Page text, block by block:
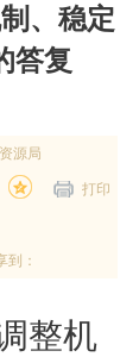
、稳定
答复
源局
打印
到：
整机